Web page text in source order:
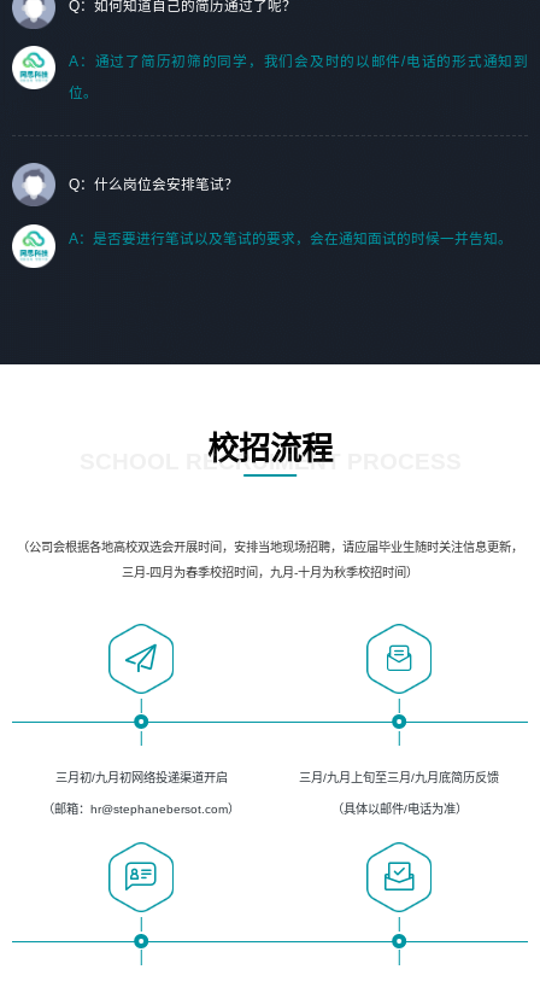
Q：如何知道自己的简历通过了呢？
A：通过了简历初筛的同学，我们会及时的以邮件/电话的形式通知到
位。
Q：什么岗位会安排笔试？
A：是否要进行笔试以及笔试的要求，会在通知面试的时候一并告知。
校招流程
SCHOOL RECRUIMENT PROCESS
（公司会根据各地高校双选会开展时间，安排当地现场招聘，请应届毕业生随时关注信息更新，
三月-四月为春季校招时间，九月-十月为秋季校招时间）
三月初/九月初网络投递渠道开启
（邮箱：hr@stephanebersot.com）
三月/九月上旬至三月/九月底简历反馈
（具体以邮件/电话为准）